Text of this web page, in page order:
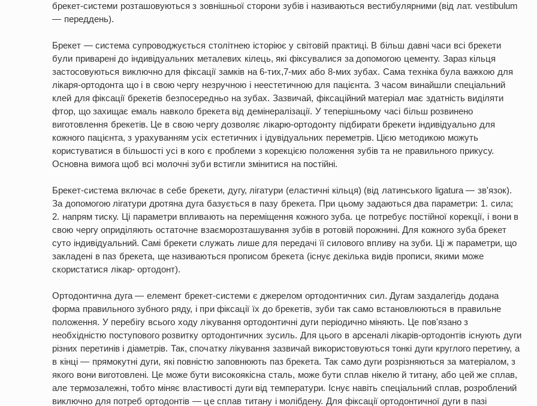
брекет-системи розташовуються з зовнішньої сторони зубів і називаються вестибулярними (від лат. vestibulum
— переддень).
Брекет — система супроводжується столітнею історіює у світовій практиці. В більш давні часи всі брекети
були приварені до індивідуальних металевих кілець, які фіксувалися за допомогою цементу. Зараз кільця
застосовуються виключно для фіксації замків на 6-тих,7-мих або 8-мих зубах. Сама техніка була важкою для
лікаря-ортодонта що і в свою чергу незручною і неестетичною для пацієнта. З часом винайшли спеціальний
клей для фіксації брекетів безпосередньо на зубах. Зазвичай, фіксаційний матеріал має здатність виділяти
фтор, що захищає емаль навколо брекета від демінералізації. У теперішньому часі більш розвинено
виготовлення брекетів. Це в свою чергу дозволяє лікарю-ортодонту підбирати брекети індивідуально для
кожного пацієнта, з урахуванням усіх естетичних і ідувідуальних переметрів. Цією методикою можуть
користуватися в більшості усі в кого є проблеми з корекцією положення зубів та не правильного прикусу.
Основна вимога щоб всі молочні зуби встигли змінитися на постійні.
Брекет-система включає в себе брекети, дугу, лігатури (еластичні кільця) (від латинського ligatura — зв'язок).
За допомогою лігатури дротяна дуга базується в пазу брекета. При цьому задаються два параметри: 1. сила;
2. напрям тиску. Ці параметри впливають на переміщення кожного зуба. це потребує постійної корекції, і вони в
свою чергу оприділяють остаточне взаєморозташування зубів в ротовій порожнині. Для кожного зуба брекет
суто індивідуальний. Самі брекети служать лише для передачі її силового впливу на зуби. Ці ж параметри, що
закладені в паз брекета, ще називаються прописом брекета (існує декілька видів прописи, якими може
скористатися лікар- ортодонт).
Ортодонтична дуга — елемент брекет-системи є джерелом ортодонтичних сил. Дугам заздалегідь додана
форма правильного зубного ряду, і при фіксації їх до брекетів, зуби так само встановлюються в правильне
положення. У перебігу всього ходу лікування ортодонтичні дуги періодично міняють. Це пов'язано з
необхідністю поступового розвитку ортодонтичних зусиль. Для цього в арсеналі лікарів-ортодонтів існують дуги
різних перетинів і діаметрів. Так, спочатку лікування зазвичай використовуються тонкі дуги круглого перетину, а
в кінці — прямокутні дуги, які повністю заповнюють паз брекета. Так само дуги розрізняються за матеріалом, з
якого вони виготовлені. Це може бути високоякісна сталь, може бути сплав нікелю й титану, або цей же сплав,
але термозалежні, тобто міняє властивості дуги від температури. Існує навіть спеціальний сплав, розроблений
виключно для потреб ортодонтів — це сплав титану і молібдену. Для фіксації ортодонтичної дуги в пазі